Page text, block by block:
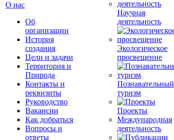
О нас
Об
организации
История
создания
Цели и задачи
Территория и
Природа
Контакты и
реквизиты
Руководство
Вакансии
Как добраться
Вопросы и
ответы
Научная
деятельность
Экологическое
просвещение
Познавательный
туризм
Проекты
Международная
деятельность